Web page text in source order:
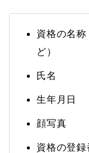
資格の名
ど）
氏名
生年月日
顔写真
資格の登録